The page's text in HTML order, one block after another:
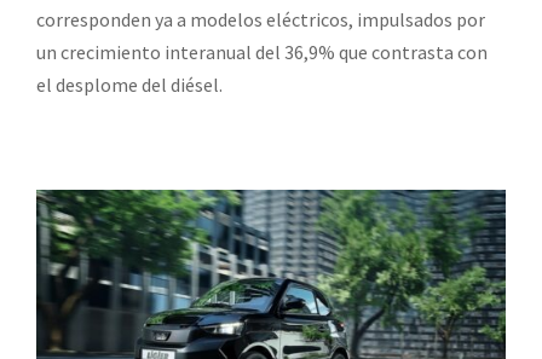
corresponden ya a modelos eléctricos, impulsados por
un crecimiento interanual del 36,9% que contrasta con
el desplome del diésel.